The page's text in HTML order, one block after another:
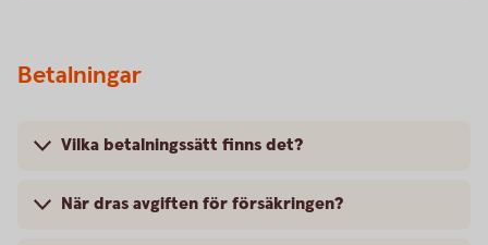
Betalningar
Vilka betalningssätt finns det?
När dras avgiften för försäkringen?